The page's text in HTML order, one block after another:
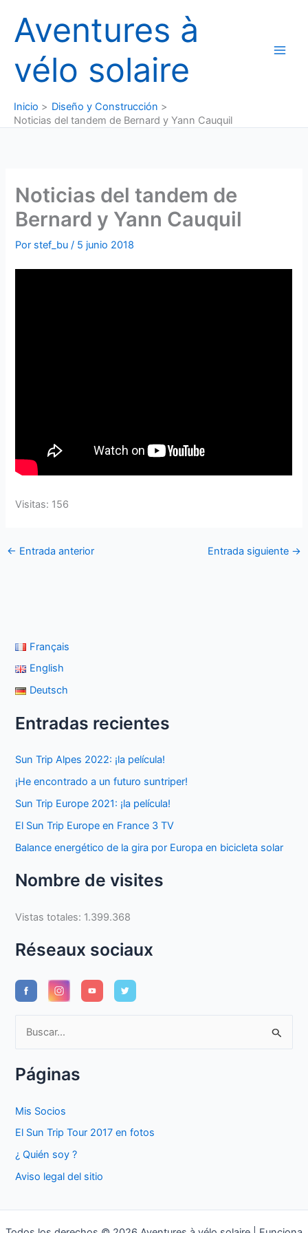
contenido
Aventures à
vélo solaire
Inicio
Diseño y Construcción
Noticias del tandem de Bernard y Yann Cauquil
Noticias del tandem de
Bernard y Yann Cauquil
Por stef_bu/ 5 junio 2018
Visitas: 156
← Entrada anterior Entrada siguiente →
Français
English
Deutsch
Entradas recientes
Sun Trip Alpes 2022: ¡la película!
¡He encontrado a un futuro suntriper!
Sun Trip Europe 2021: ¡la película!
El Sun Trip Europe en France 3 TV
Balance energético de la gira por Europa en bicicleta solar
Nombre de visites
Vistas totales: 1.399.368
Réseaux sociaux
c
o
r
Páginas
Mis Socios
El Sun Trip Tour 2017 en fotos
¿ Quién soy ?
Aviso legal del sitio